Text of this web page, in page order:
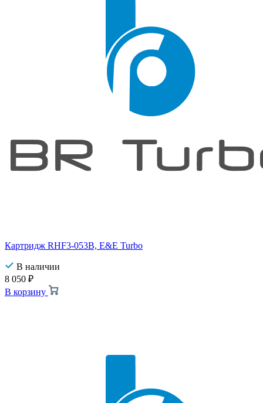
Картридж RHF3-053B, E&E Turbo
В наличии
8 050 ₽
В корзину